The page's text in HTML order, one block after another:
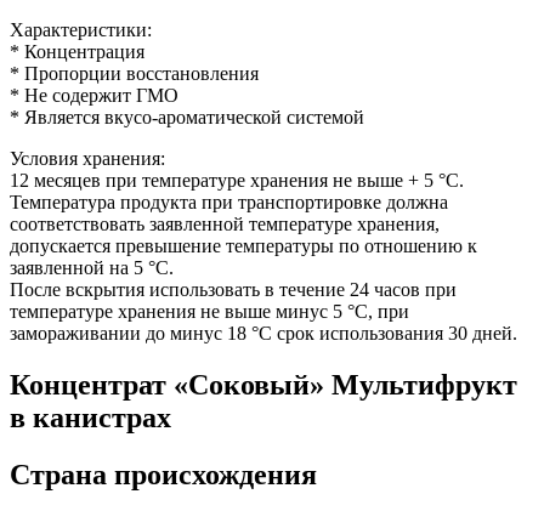
Характеристики:
* Концентрация
* Пропорции восстановления
* Не содержит ГМО
* Является вкусо-ароматической системой
Условия хранения:
12 месяцев при температуре хранения не выше + 5 °C.
Температура продукта при транспортировке должна
соответствовать заявленной температуре хранения,
допускается превышение температуры по отношению к
заявленной на 5 °C.
После вскрытия использовать в течение 24 часов при
температуре хранения не выше минус 5 °C, при
замораживании до минус 18 °C срок использования 30 дней.
Концентрат «Соковый» Мультифрукт
в канистрах
Страна происхождения